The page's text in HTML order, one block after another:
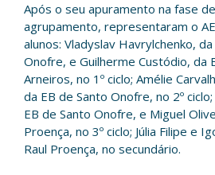
Após o seu apuramento na fase
agrupamento, representaram o
alunos: Vladyslav Havrylchenko,
Onofre, e Guilherme Custódio, da
Arneiros, no 1º ciclo; Amélie
da EB de Santo Onofre, no 2º
EB de Santo Onofre, e Miguel
Proença, no 3º ciclo; Júlia Filipe e
Raul Proença, no secundário.